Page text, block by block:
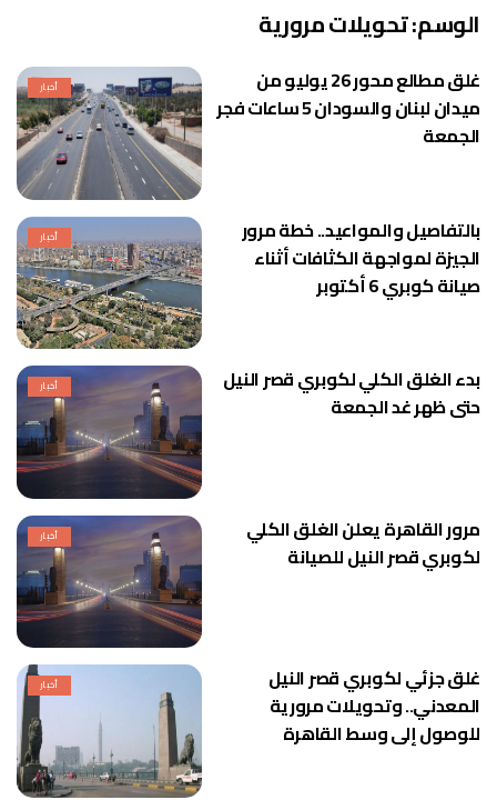
الوسم:تحويلات مرورية
أخبار
غلق مطالع محور 26 يوليو من
ميدان لبنان والسودان 5 ساعات فجر
الجمعة
أخبار
بالتفاصيل والمواعيد.. خطة مرور
الجيزة لمواجهة الكثافات أثناء
صيانة كوبري 6 أكتوبر
أخبار
بدء الغلق الكلي لكوبري قصر النيل
حتى ظهر غد الجمعة
أخبار
مرور القاهرة يعلن الغلق الكلي
لكوبري قصر النيل للصيانة
أخبار
غلق جزئي لكوبري قصر النيل
المعدني.. وتحويلات مرورية
للوصول إلى وسط القاهرة